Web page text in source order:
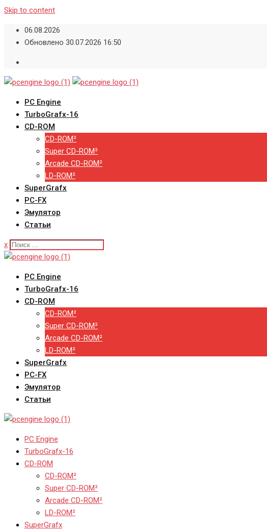
Skip to content
06.08.2026
Обновлено 30.07.2026 16:50
PC Engine
TurboGrafx-16
CD-ROM
CD-ROM²
Super CD-ROM²
Arcade CD-ROM²
LD-ROM²
SuperGrafx
PC-FX
Эмулятор
Статьи
x
PC Engine
TurboGrafx-16
CD-ROM
CD-ROM²
Super CD-ROM²
Arcade CD-ROM²
LD-ROM²
SuperGrafx
PC-FX
Эмулятор
Статьи
PC Engine
TurboGrafx-16
CD-ROM
CD-ROM²
Super CD-ROM²
Arcade CD-ROM²
LD-ROM²
SuperGrafx